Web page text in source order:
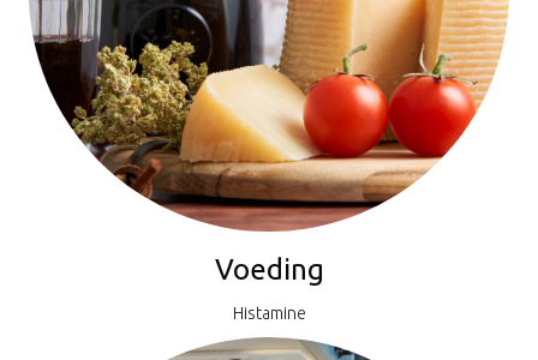
Voeding
Histamine